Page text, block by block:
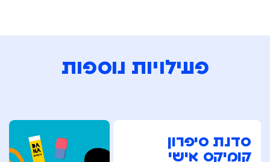
פעילויות נוספות
סדנת סיפרון
קומיקס אישי